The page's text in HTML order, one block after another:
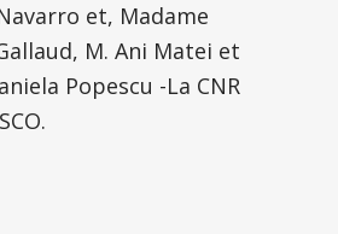
et, Madame
M. Ani Matei et
Popescu -La CNR